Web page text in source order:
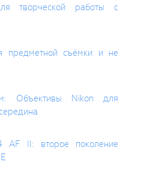
творческой работы с
предметной съёмки и не
Объективы Nikon для
AF II: второе поколение